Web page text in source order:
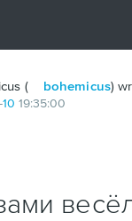
( bohemicus)
-10 19:35:00